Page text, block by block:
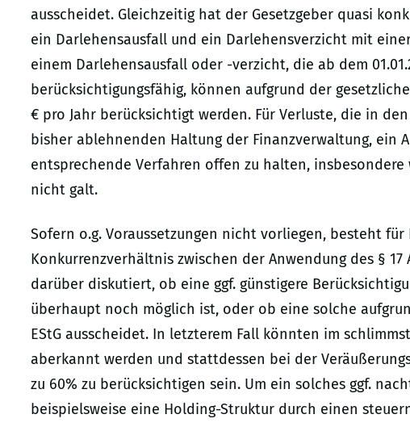
ausscheidet. Gleichzeitig hat der Gesetzgeber quasi
ein Darlehensausfall und ein Darlehensverzicht mit
einem Darlehensausfall oder -verzicht, die ab dem
berücksichtigungsfähig, können aufgrund der
€ pro Jahr berücksichtigt werden. Für Verluste, die in
bisher ablehnenden Haltung der Finanzverwaltung, ein
entsprechende Verfahren offen zu halten, insbesondere
nicht galt.
Sofern o.g. Voraussetzungen nicht vorliegen, besteht für
Konkurrenzverhältnis zwischen der Anwendung des § 17
darüber diskutiert, ob eine ggf. günstigere
überhaupt noch möglich ist, oder ob eine solche
EStG ausscheidet. In letzterem Fall könnten im
aberkannt werden und stattdessen bei der
zu 60% zu berücksichtigen sein. Um ein solches ggf.
beispielsweise eine Holding-Struktur durch einen